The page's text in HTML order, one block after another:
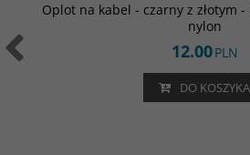
Viborg VF501G - wtyk zasilający
złotem
115.00PLN
DO KOSZYKA